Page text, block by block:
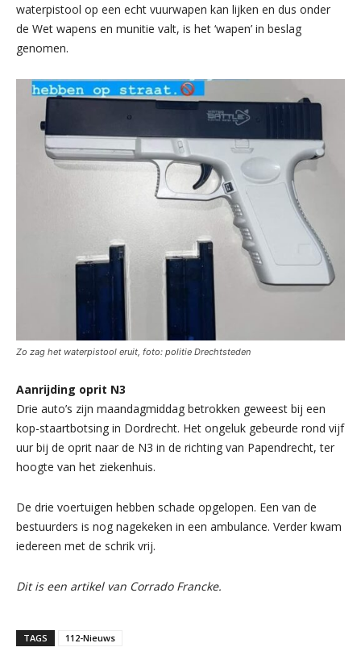
waterpistool op een echt vuurwapen kan lijken en dus onder
de Wet wapens en munitie valt, is het ‘wapen’ in beslag
genomen.
Zo zag het waterpistool eruit, foto: politie Drechtsteden
Aanrijding oprit N3
Drie auto’s zijn maandagmiddag betrokken geweest bij een
kop-staartbotsing in Dordrecht. Het ongeluk gebeurde rond vijf
uur bij de oprit naar de N3 in de richting van Papendrecht, ter
hoogte van het ziekenhuis.
De drie voertuigen hebben schade opgelopen. Een van de
bestuurders is nog nagekeken in een ambulance. Verder kwam
iedereen met de schrik vrij.
Dit is een artikel van Corrado Francke.
TAGS 112-Nieuws